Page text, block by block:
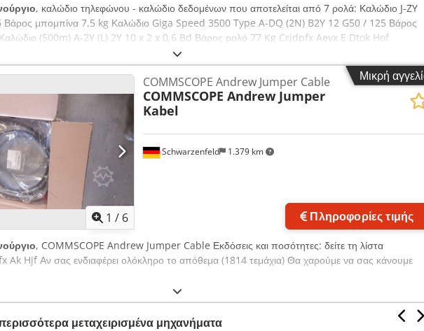
, καλώδιο τηλεφώνου - καλώδιο δεδομένων που αποτελείται από 7 ρολά: Καλώδιο J-ZY
Βάρος μπομπίνα 7,5 kg Καλώδιο Giga Speed 3500 Type A-DQ (2N) B2Y 12 G50 / 125 Βάρος
Καλώδιο (500m) A-2Y (L) 2Y 10 x 2 x 0,6 Bd Βάρος ρολό 77 Kg Crjdpfx Aevx E Dtok Hof
2Y 10 x 2 x 0,6 Bd Βάρος ρολό 51,5 Kg Καλώδιο A-2Y (L) 2Y 2 x 2 x 0,6 Βάρος κύλινδρος 49 Kg
(ST) CH 8 x 2 x 0,6 ST BD Βάρος ρολό 55,5 Kg Καλώδιο S - 09YS (ST) CH Βάρος μπομπίνας 14
Μικρή
1 / 6
Schwarzenfeld 1.379 km
COMMSCOPE Andrew Jumper Cable
COMMSCOPE Andrew Jumper
Kabel
Πληροφορίες τιμής
, COMMSCOPE Andrew Jumper Cable Εκδόσεις και ποσότητες: δείτε τη λίστα
Ak Hjf Αν σας ενδιαφέρει ολόκληρο το απόθεμα (1814 τεμάχια) Θα χαρούμε να σας κάνουμε
μεταχειρισμένα μηχανήματα